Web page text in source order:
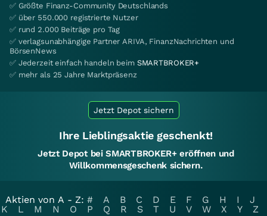
✅ Größte Finanz-Community Deutschlands
✅ über 550.000 registrierte Nutzer
✅ rund 2.000 Beiträge pro Tag
✅ verlagsunabhängige Partner ARIVA, FinanzNachrichten und
BörsenNews
✅ Jederzeit einfach handeln beim SMARTBROKER+
✅ mehr als 25 Jahre Marktpräsenz
Jetzt Depot sichern
Ihre Lieblingsaktie geschenkt!
Jetzt Depot bei SMARTBROKER+ eröffnen und
Willkommensgeschenk sichern.
Aktien von A - Z: # A B C D E F G H I
J
K
L M N O P Q R S T U V W X Y
Z